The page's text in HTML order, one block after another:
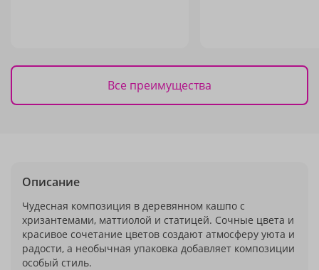
Все преимущества
Описание
Чудесная композиция в деревянном кашпо с
хризантемами, маттиолой и статицей. Сочные цвета и
красивое сочетание цветов создают атмосферу уюта и
радости, а необычная упаковка добавляет композиции
особый стиль.